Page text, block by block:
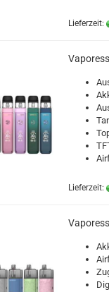
Lieferzeit:
Lieferzeit: